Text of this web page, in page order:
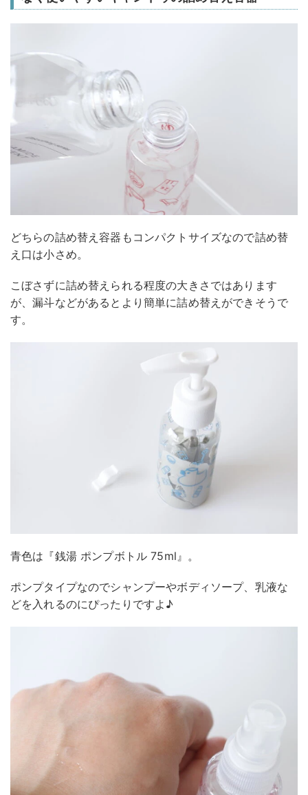
どちらの詰め替え容器もコンパクトサイズなので詰め替
え口は小さめ。
こぼさずに詰め替えられる程度の大きさではあります
が、漏斗などがあるとより簡単に詰め替えができそうで
す。
青色は『銭湯 ポンプボトル 75ml』。
ポンプタイプなのでシャンプーやボディソープ、乳液な
どを入れるのにぴったりですよ♪